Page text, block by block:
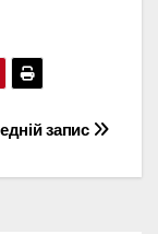
запис